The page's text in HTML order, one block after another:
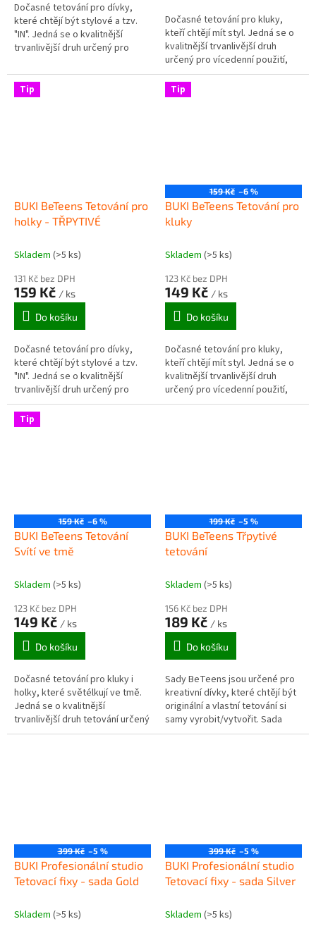
hvězdiček.
Dočasné tetování pro dívky,
které chtějí být stylové a tzv.
"IN". Jedná se o kvalitnější
trvanlivější druh určený pro
vhodné např. pro zkrášlení...
Dočasné tetování pro kluky,
kteří chtějí mít styl. Jedná se o
kvalitnější trvanlivější druh
určený pro vícedenní použití,
takže je vhodné např. pro
zkrášlení těla na různé...
Tip
BUKI BeTeens Tetování pro
holky - TŘPYTIVÉ
Skladem (>5 ks)
131 Kč bez DPH
159 Kč / ks
Do košíku
Dočasné tetování pro dívky,
které chtějí být stylové a tzv.
"IN". Jedná se o kvalitnější
trvanlivější druh určený pro
vícedenní použití, takže je
vhodné např. pro zkrášlení...
Tip
159 Kč –6 %
BUKI BeTeens Tetování pro
kluky
Skladem (>5 ks)
123 Kč bez DPH
149 Kč / ks
Do košíku
Dočasné tetování pro kluky,
kteří chtějí mít styl. Jedná se o
kvalitnější trvanlivější druh
určený pro vícedenní použití,
takže je vhodné např. pro
Tip
159 Kč –6 %
BUKI BeTeens Tetování
Svítí ve tmě
Skladem (>5 ks)
123 Kč bez DPH
149 Kč / ks
Do košíku
Dočasné tetování pro kluky i
holky, které světélkují ve tmě.
Jedná se o kvalitnější
trvanlivější druh tetování určený
pro vícedenní použití...
199 Kč –5 %
BUKI BeTeens Třpytivé
tetování
Skladem (>5 ks)
156 Kč bez DPH
189 Kč / ks
Do košíku
Sady BeTeens jsou určené pro
kreativní dívky, které chtějí být
originální a vlastní tetování si
samy vyrobit/vytvořit. Sada
Třpytivé tetování obsahuje
399 Kč –5 %
BUKI Profesionální studio
Tetovací fixy - sada Gold
Skladem (>5 ks)
399 Kč –5 %
BUKI Profesionální studio
Tetovací fixy - sada Silver
Skladem (>5 ks)